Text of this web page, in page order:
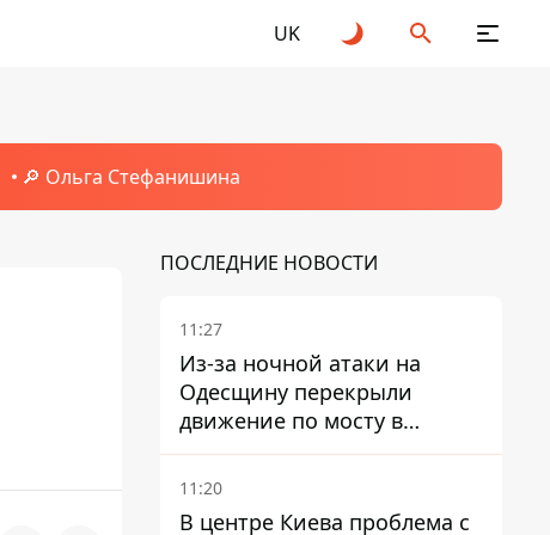
UK
🔎 Ольга Стефанишина
ПОСЛЕДНИЕ НОВОСТИ
11:27
Из-за ночной атаки на
Одесщину перекрыли
движение по мосту в
Маяках - подробности от
ГНСУ
11:20
В центре Киева проблема с